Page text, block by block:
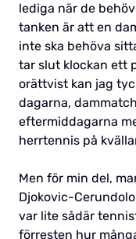
lediga när de
tanken är att en
inte ska behöva
tar slut klockan ett
orättvist kan jag
dagarna,
eftermiddagarna
herrtennis på
Men för min del,
Djokovic-
var lite sådär
förresten hur